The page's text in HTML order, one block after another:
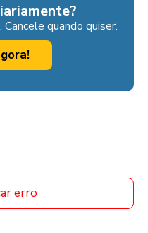
quando quiser.
erro